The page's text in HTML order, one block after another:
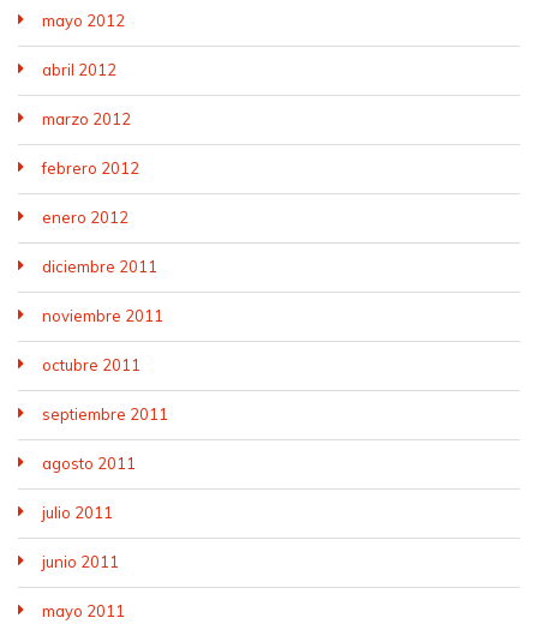
mayo 2012
abril 2012
marzo 2012
febrero 2012
enero 2012
diciembre 2011
noviembre 2011
octubre 2011
septiembre 2011
agosto 2011
julio 2011
junio 2011
mayo 2011